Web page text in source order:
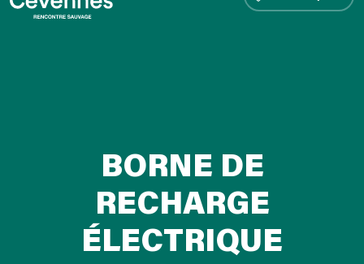
BORNE DE
RECHARGE
ÉLECTRIQUE